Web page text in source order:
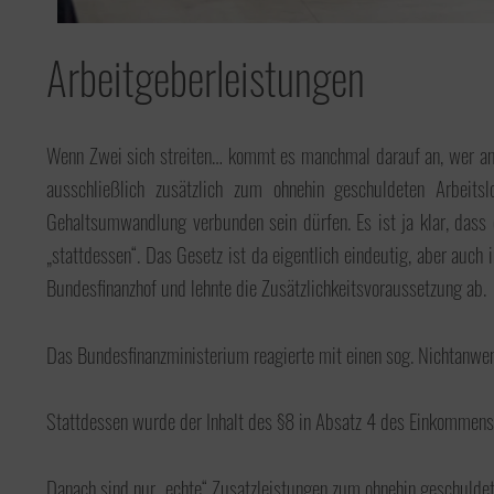
Unsere Tasche will reisen
Wir bereisen die Welt mit unserer
Tasche; oder lassen sie bereisen. Möchten
Sie mitmachen? Hier gibt es alles zum
Thema: Unsere Tasche will reisen!
Arbeitgeberleistungen
Wenn Zwei sich streiten… kommt es manchmal darauf an, wer
ausschließlich zusätzlich zum ohnehin geschuldeten
Gehaltsumwandlung verbunden sein dürfen. Es ist ja klar,
„stattdessen“. Das Gesetz ist da eigentlich eindeutig, aber
Bundesfinanzhof und lehnte die Zusätzlichkeitsvoraussetzung ab.
Das Bundesfinanzministerium reagierte mit einen sog.
Stattdessen wurde der Inhalt des §8 in Absatz 4 des
Danach sind nur „echte“ Zusatzleistungen zum ohnehin